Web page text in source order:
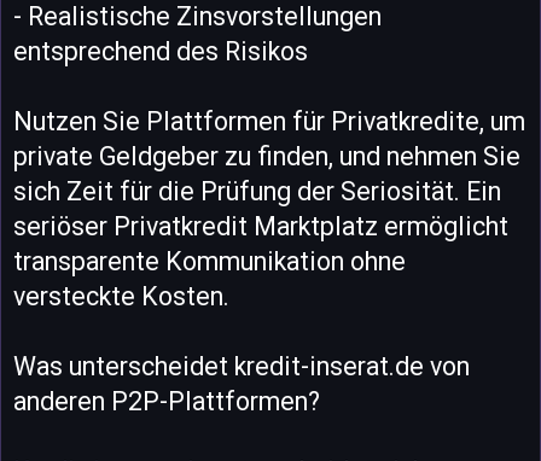
- Realistische Zinsvorstellungen
entsprechend des Risikos
Nutzen Sie Plattformen für Privatkredite, um
private Geldgeber zu finden, und nehmen Sie
sich Zeit für die Prüfung der Seriosität. Ein
seriöser Privatkredit Marktplatz ermöglicht
transparente Kommunikation ohne
versteckte Kosten.
Was unterscheidet kredit-inserat.de von
anderen P2P-Plattformen?